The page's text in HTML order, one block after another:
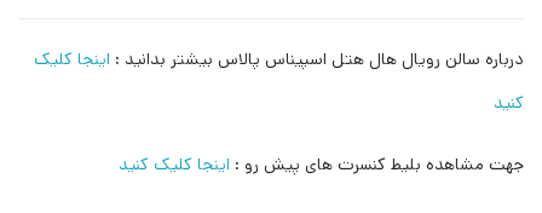
درباره سالن رویال هال هتل اسپیناس پالاس بیشتر بدانید : اینجا کلیک
کنید
جهت مشاهده بلیط کنسرت های پیش رو : اینجا کلیک کنید